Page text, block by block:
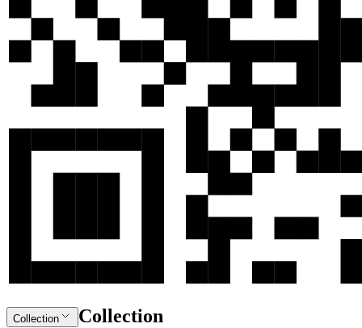
Collection Collection